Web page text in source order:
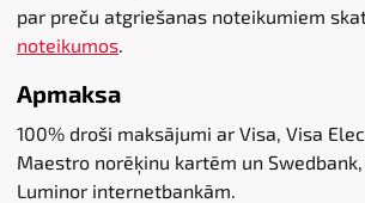
par preču atgriešanas noteikumiem
noteikumos.
Apmaksa
100% droši maksājumi ar Visa, Visa
Maestro norēķinu kartēm un Swedbank,
Luminor internetbankām.